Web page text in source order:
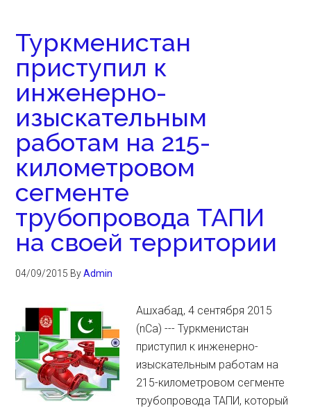
Туркменистан
приступил к
инженерно-
изыскательным
работам на 215-
километровом
сегменте
трубопровода ТАПИ
на своей территории
04/09/2015 ByAdmin
Ашхабад, 4 сентября 2015
(nCa) --- Туркменистан
приступил к инженерно-
изыскательным работам на
215-километровом сегменте
трубопровода ТАПИ, который